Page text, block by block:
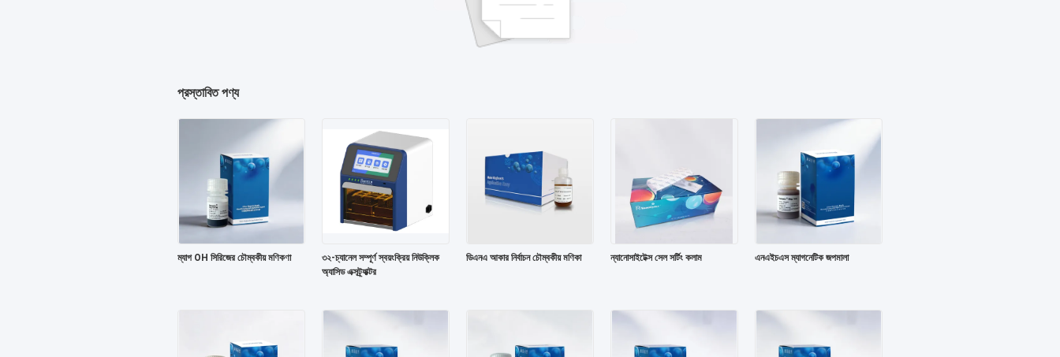
প্রস্তাবিত পণ্য
ম্যাগ OH সিরিজের চৌম্বকীয় মণিকণা
৩২-চ্যানেল সম্পূর্ণ স্বয়ংক্রিয় নিউক্লিক
অ্যাসিড এক্সট্র্যাক্টর
ডিএনএ আকার নির্বাচন চৌম্বকীয় মণিকা ন্যানোসাইটেক্স সেল সর্টিং কলাম এনএইচএস ম্যাগনেটিক জপমালা